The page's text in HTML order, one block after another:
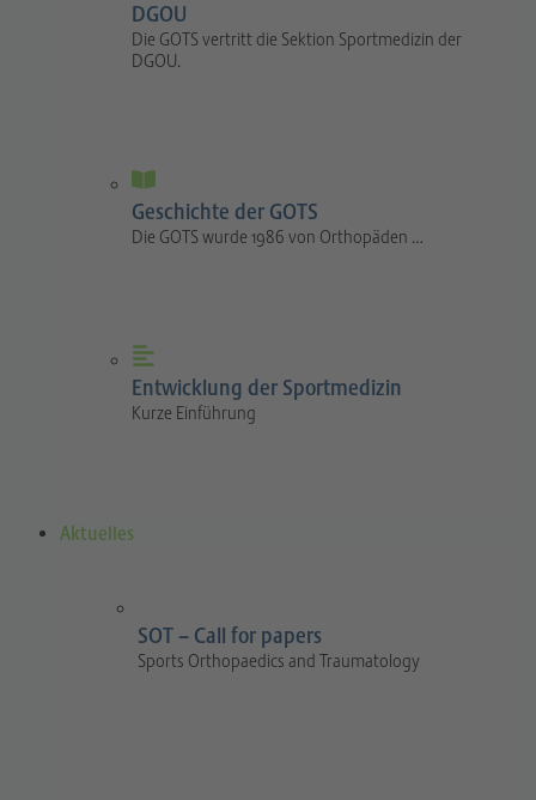
DGOU
Die GOTS vertritt die Sektion Sportmedizin der
DGOU.
Geschichte der GOTS
Die GOTS wurde 1986 von Orthopäden …
Entwicklung der Sportmedizin
Kurze Einführung
Aktuelles
SOT – Call for papers
Sports Orthopaedics and Traumatology